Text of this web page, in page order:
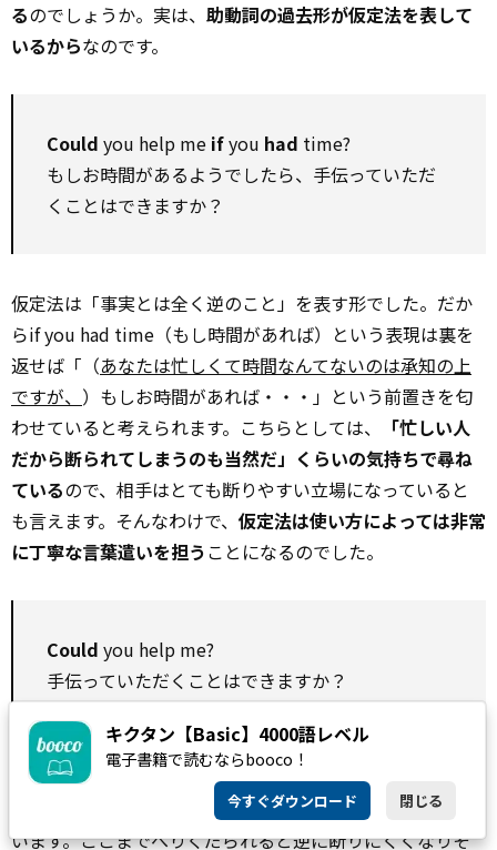
るのでしょうか。実は、 助動詞の過去形が仮定法を表して
いるからなのです。
Could you help me ifyou had time?
もしお時間があるようでしたら、手伝っていただ
くことはできますか？
仮定法は「事実とは全く逆のこと」を表す形でした。だか
らif you had time（もし時間があれば）という表現は裏を
返せば「（あなたは忙しくて時間なんてないのは承知の上
ですが、 ）もしお時間があれば・・・」という前置きを匂
わせていると考えられます。こちらとしては、
「忙しい人
だから断られてしまうのも当然だ」くらいの気持ちで尋ね
ているので、相手はとても断りやすい立場になっていると
も言えます。そんなわけで、 仮定法は使い方によっては非常
に丁寧な言葉遣いを担うことになるのでした。
Could you help me?
手伝っていただくことはできますか？
if以下が省略されていても、「相手にとってすごく無理なお
願いをさせてもらってます」感をcouldがすべて引き受けて
います。ここまでへりくだられると逆に断りにくくなりそ
キクタン【Basic】4000語レベル
電子書籍で読むならbooco！
今すぐダウンロード 閉じる